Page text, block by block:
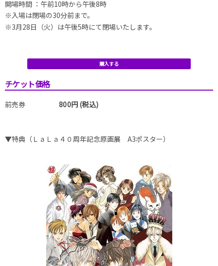
開場時間 ：午前10時から午後8時
※入場は閉場の30分前まで。
※3月28日（火）は午後5時にて閉場いたします。
購入する
チケット価格
前売券 800円 (税込)
▼特典（ＬａＬａ４０周年記念原画展 A3ポスター）